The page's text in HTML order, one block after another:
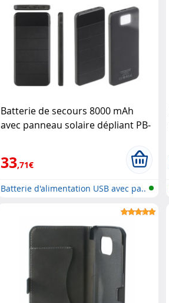
Batterie de secours 8000 mAh
avec panneau solaire dépliant PB-
33,71€
Batterie d'alimentation USB avec pa..